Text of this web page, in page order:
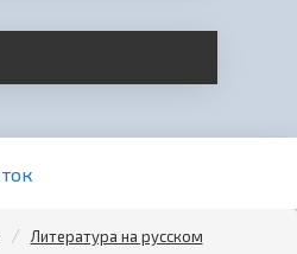
Литература на русском